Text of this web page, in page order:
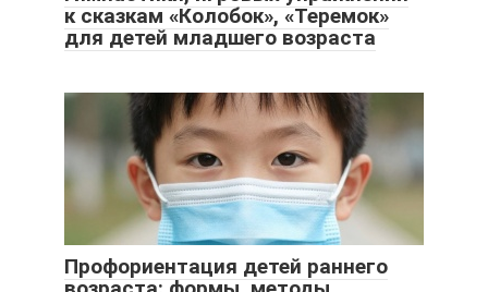
к сказкам «Колобок», «Теремок»
для детей младшего возраста
Профориентация детей раннего